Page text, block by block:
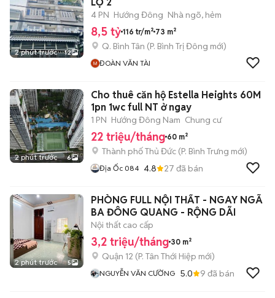
2 phút trước 12
4 PN Hướng Đông Nhà ngõ, hẻm
8,5 tỷ 116 tr/m² 73 m²
Q. Bình Tân (P. Bình Trị Đông mới)
ĐOÀN VĂN TÀI
2 phút trước 6
Cho thuê căn hộ Estella Heights 60M
1pn 1wc full NT ở ngay
1 PN Hướng Đông Nam Chung cư
22 triệu/tháng 60 m²
Thành phố Thủ Đức (P. Bình Trưng mới)
Địa Ốc 084 4.8 27 đã bán
2 phút trước 5
PHÒNG FULL NỘI THẤT - NGAY NGÃ
BA ĐÔNG QUANG - RỘNG DÃI
Nội thất cao cấp
3,2 triệu/tháng 30 m²
Quận 12 (P. Tân Thới Hiệp mới)
NGUYỄN VĂN CƯỜNG 5.0 9 đã bán